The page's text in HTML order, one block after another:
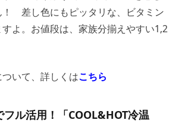
！ 差し色にもピッタリな、ビタミン
よ。お値段は、家族分揃えやすい1,2
ついて、詳しくはこちら
ル活用！「COOL&HOT冷温